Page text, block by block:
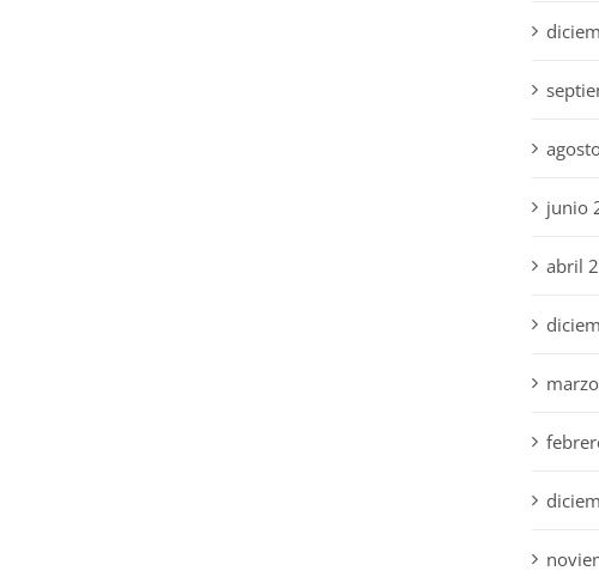
junio
abril